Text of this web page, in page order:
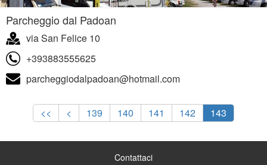
Parcheggio dal Padoan
via San Felice 10
+393883555625
parcheggiodalpadoan@hotmail.com
<< < 139 140 141 142 143
Contattaci